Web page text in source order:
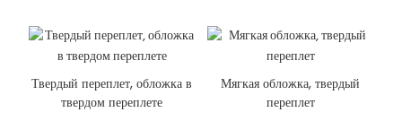
Твердый переплет, обложка в
твердом переплете
Мягкая обложка, твердый
переплет